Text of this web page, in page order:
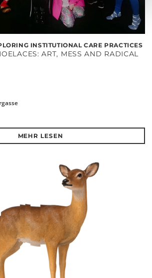
INSTITUTIONAL CARE PRACTICES
ART, MESS AND RADICAL
MEHR LESEN